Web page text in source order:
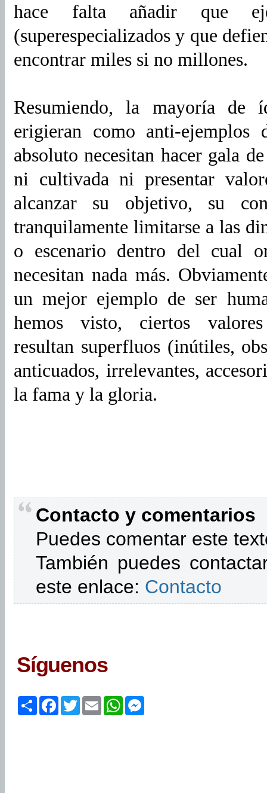
hace falta añadir que
(superespecializados y que
encontrar miles si no millones.
Resumiendo, la mayoría de
erigieran como anti-ejemplos
absoluto necesitan hacer gala
ni cultivada ni presentar
alcanzar su objetivo, su
tranquilamente limitarse a las
o escenario dentro del cual
necesitan nada más.
un mejor ejemplo de ser
hemos visto, ciertos valores
resultan superfluos (inútiles,
anticuados, irrelevantes,
la fama y la gloria.
Contacto y comentarios
Puedes comentar este
También puedes
este enlace: Contacto
Síguenos
ShareFacebook
TwitterEmailWhatsApp